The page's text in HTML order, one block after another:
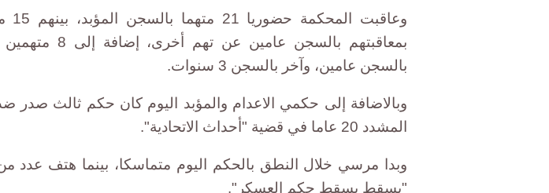
بمعاقبتهم بالسجن
بالسجن عامين، وآخر بالسجن 3 سنوات.
وبالاضافة إلى حكمي الاعدام والمؤبد اليوم كان حكم ثالث
المشدد 20 عاما في قضية "أحداث الاتحادية".
وبدا مرسي خلال النطق بالحكم اليوم متماسكا، بينما هتف عدد
"يسقط يسقط حكم العسكر".